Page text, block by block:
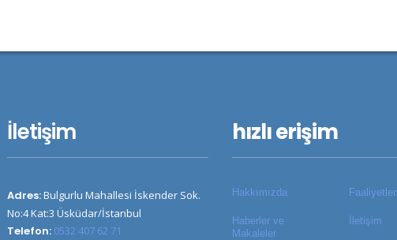
İletişim
Adres:Bulgurlu Mahallesi İskender Sok.
No:4 Kat:3 Üsküdar/İstanbul
Telefon: 0532 407 62 71
hızlı erişim
Hakkımızda
Haberler ve
Makaleler
İletişim